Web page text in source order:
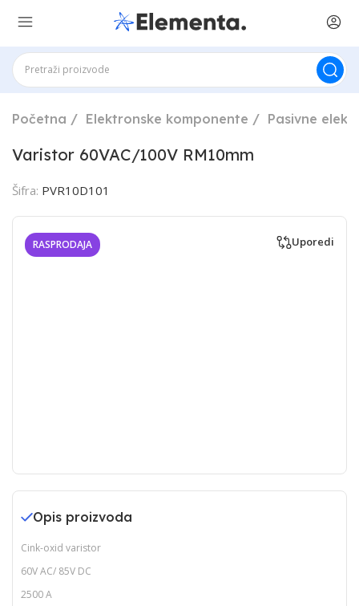
Početna Elektronske komponente Pasivne
Varistor 60VAC/100V RM10mm
Šifra: PVR10D101
RASPRODAJA Uporedi
Opis proizvoda
Cink-oxid varistor
60V AC/ 85V DC
2500 A